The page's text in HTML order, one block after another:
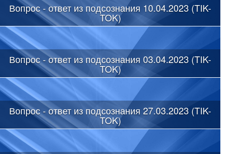
Вопрос - ответ из подсознания 10.04.2023 (TIK-
TOK)
Вопрос - ответ из подсознания 03.04.2023 (TIK-
TOK)
Вопрос - ответ из подсознания 27.03.2023 (TIK-
TOK)